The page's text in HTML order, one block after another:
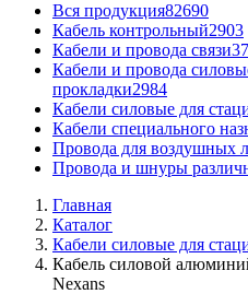
Вся продукция82690
Кабель контрольный2903
Кабели и провода связи
Кабели и провода
прокладки2984
Кабели силовые для
Кабели специального
Провода для воздушных
Провода и шнуры
Главная
Каталог
Кабели силовые для
Кабель силовой
Nexans